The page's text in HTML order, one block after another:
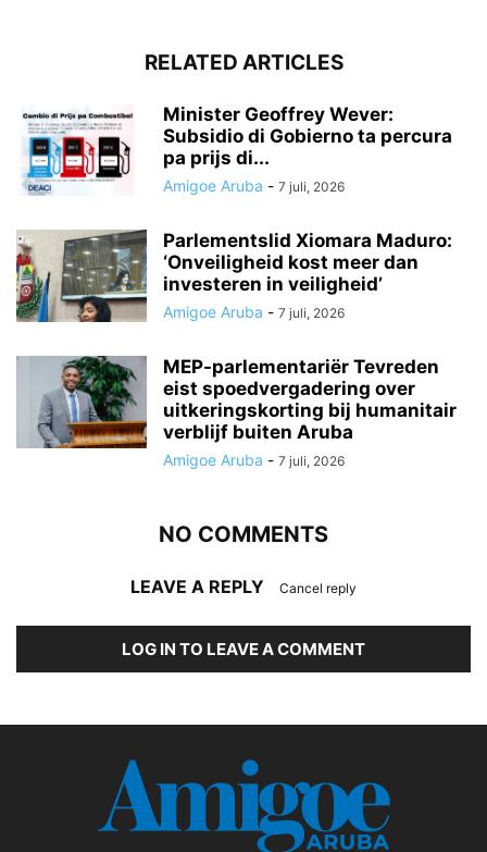
RELATED ARTICLES
Minister Geoffrey Wever:
Subsidio di Gobierno ta percura
pa prijs di...
Amigoe Aruba - 7 juli, 2026
Parlementslid Xiomara Maduro:
‘Onveiligheid kost meer dan
investeren in veiligheid’
Amigoe Aruba - 7 juli, 2026
MEP-parlementariër Tevreden
eist spoedvergadering over
uitkeringskorting bij humanitair
verblijf buiten Aruba
Amigoe Aruba - 7 juli, 2026
NO COMMENTS
LEAVE A REPLY Cancel reply
LOG IN TO LEAVE A COMMENT